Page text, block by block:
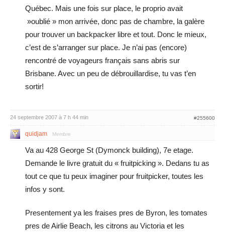
Québec. Mais une fois sur place, le proprio avait
»oublié » mon arrivée, donc pas de chambre, la galère
pour trouver un backpacker libre et tout. Donc le mieux,
c’est de s’arranger sur place. Je n’ai pas (encore)
rencontré de voyageurs français sans abris sur
Brisbane. Avec un peu de débrouillardise, tu vas t’en
sortir!
24 septembre 2007 à 7 h 44 min #255600
quidjam Membre
Va au 428 George St (Dymonck building), 7e etage.
Demande le livre gratuit du « fruitpicking ». Dedans tu as
tout ce que tu peux imaginer pour fruitpicker, toutes les
infos y sont.
Presentement ya les fraises pres de Byron, les tomates
pres de Airlie Beach, les citrons au Victoria et les